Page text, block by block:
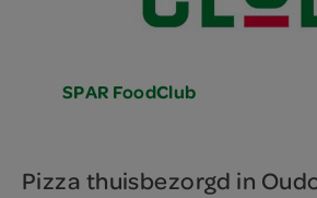
SPAR FoodClub
Pizza thuisbezorgd in